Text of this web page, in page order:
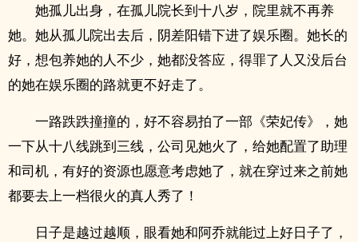
她孤儿出身，在孤儿院长到十八岁，院里就不再养
她。她从孤儿院出去后，阴差阳错下进了娱乐圈。她长的
好，想包养她的人不少，她都没答应，得罪了人又没后台
的她在娱乐圈的路就更不好走了。
一路跌跌撞撞的，好不容易拍了一部《荣妃传》，她
一下从十八线跳到三线，公司见她火了，给她配置了助理
和司机，有好的资源也愿意考虑她了，就在穿过来之前她
都要去上一档很火的真人秀了！
日子是越过越顺，眼看她和阿乔就能过上好日子了，